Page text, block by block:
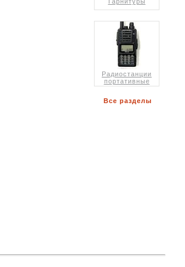
Радиостанции
портативные
Все разделы